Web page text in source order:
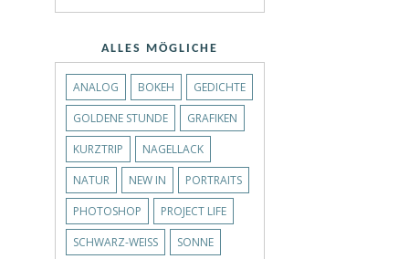
ALLES MÖGLICHE
ANALOG BOKEH
GEDICHTE
GOLDENE STUNDE
GRAFIKEN
KURZTRIP
NAGELLACK
NATUR
NEW IN
PORTRAITS
PHOTOSHOP
PROJECT LIFE
SCHWARZ-WEISS
SONNE